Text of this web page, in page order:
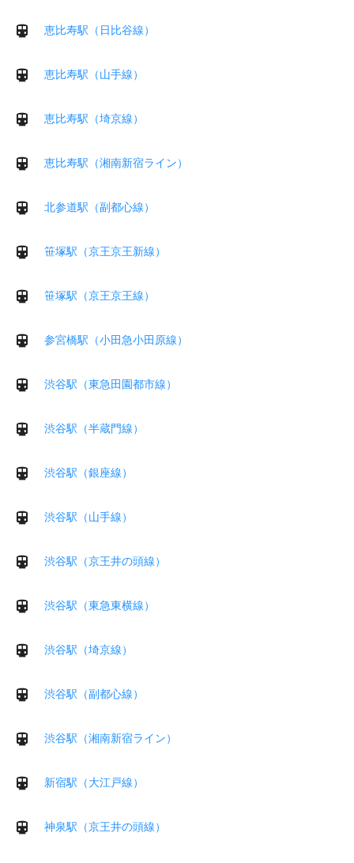
恵比寿駅（日比谷線）
恵比寿駅（山手線）
恵比寿駅（埼京線）
恵比寿駅（湘南新宿ライン）
北参道駅（副都心線）
笹塚駅（京王京王新線）
笹塚駅（京王京王線）
参宮橋駅（小田急小田原線）
渋谷駅（東急田園都市線）
渋谷駅（半蔵門線）
渋谷駅（銀座線）
渋谷駅（山手線）
渋谷駅（京王井の頭線）
渋谷駅（東急東横線）
渋谷駅（埼京線）
渋谷駅（副都心線）
渋谷駅（湘南新宿ライン）
新宿駅（大江戸線）
神泉駅（京王井の頭線）